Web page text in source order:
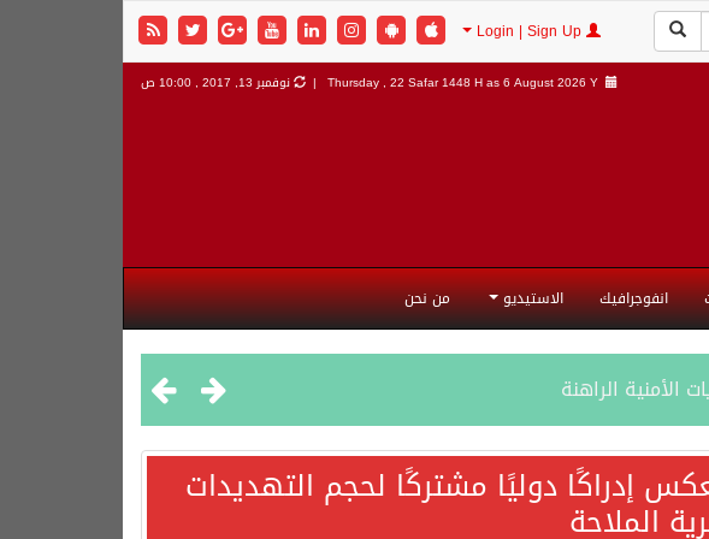
Thursday , 22 Safar 1448 H as6 August 2026 Y | نوفمبر 13, 2017 , 10:00 ص
انفوجرافيك الاستيديو من نحن
الراهنة
باطلة
إدراكًا دوليًا مشتركًا لحجم التهديدات
الملاحة